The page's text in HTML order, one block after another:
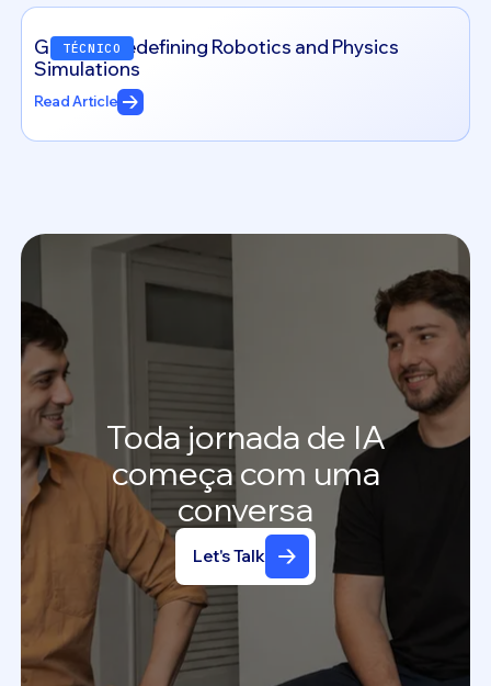
TÉCNICO
Genesis: Redefining Robotics and Physics
Simulations
Read Article
Todajornada de IA
começa com uma
conversa
Let's Talk